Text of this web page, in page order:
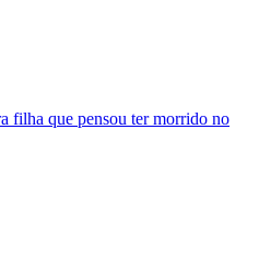
filha que pensou ter morrido no